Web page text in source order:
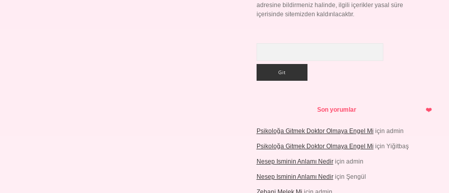
adresine bildirmeniz halinde, ilgili içerikler yasal süre
içerisinde sitemizden kaldırılacaktır.
Son yorumlar
Psikoloğa Gitmek Doktor Olmaya Engel Mi için admin
Psikoloğa Gitmek Doktor Olmaya Engel Mi için Yiğitbaş
Nesep Isminin Anlamı Nediriçin admin
Nesep Isminin Anlamı Nediriçin Şengül